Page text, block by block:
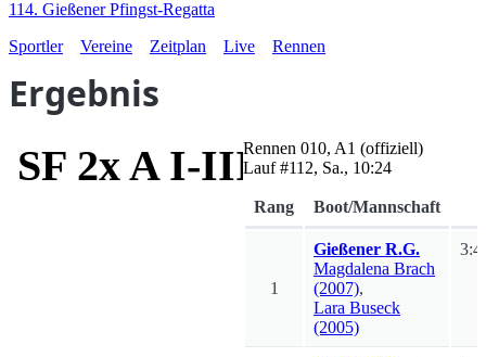
114. Gießener Pfingst-Regatta
Sportler
Vereine Zeitplan Live Rennen
Ergebnis
SF 2x A I-IIIRennen 010, A1 (offiziell)
Lauf #112, Sa., 10:24
Rang Boot/Mannschaft
1
Gießener R.G.
Magdalena Brach
(2007),
Lara Buseck
(2005)